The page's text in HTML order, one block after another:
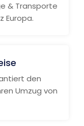
& Transporte
Europa.
den
Umzug von